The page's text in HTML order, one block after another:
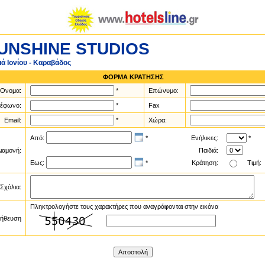
STUDIOS
Ιονίου - Καραβάδος
ΦΟΡΜΑ ΚΡΑΤΗΣΗΣ
Ονομα:
* Επώνυμο:
* Fax
Email: * Χώρα:
Από: * Ενήλικες:
*
Παιδιά:
Εως:
* Κράτηση: Τιμή:
Σχόλια:
Πληκτρολογήστε τους χαρακτήρες που αναγράφονται στην εικόνα